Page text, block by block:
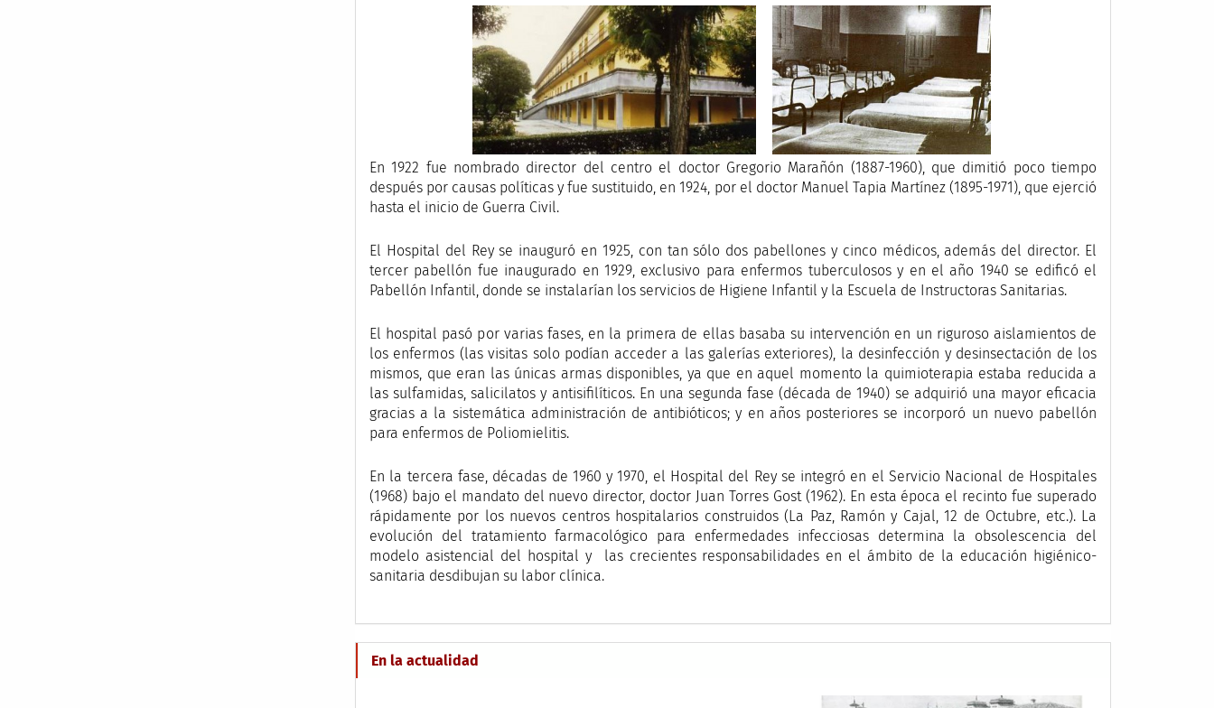
En 1922 fue nombrado director del centro el doctor Gregorio Marañón (1887-1960), que dimitió poco tiempo
después por causas políticas y fue sustituido, en 1924, por el doctor Manuel Tapia Martínez (1895-1971), que ejerció
hasta el inicio de Guerra Civil.
El Hospital del Rey se inauguró en 1925, con tan sólo dos pabellones y cinco médicos, además del director. El
tercer pabellón fue inaugurado en 1929, exclusivo para enfermos tuberculosos y en el año 1940 se edificó el
Pabellón Infantil, donde se instalarían los servicios de Higiene Infantil y la Escuela de Instructoras Sanitarias.
El hospital pasó por varias fases, en la primera de ellas basaba su intervención en un riguroso aislamientos de
los enfermos (las visitas solo podían acceder a las galerías exteriores), la desinfección y desinsectación de los
mismos, que eran las únicas armas disponibles, ya que en aquel momento la quimioterapia estaba reducida a
las sulfamidas, salicilatos y antisifilíticos. En una segunda fase (década de 1940) se adquirió una mayor eficacia
gracias a la sistemática administración de antibióticos; y en años posteriores se incorporó un nuevo pabellón
para enfermos de Poliomielitis.
En la tercera fase, décadas de 1960 y 1970, el Hospital del Rey se integró en el Servicio Nacional de Hospitales
(1968) bajo el mandato del nuevo director, doctor Juan Torres Gost (1962). En esta época el recinto fue superado
rápidamente por los nuevos centros hospitalarios construidos (La Paz, Ramón y Cajal, 12 de Octubre, etc.). La
evolución del tratamiento farmacológico para enfermedades infecciosas determina la obsolescencia del
modelo asistencial del hospital y las crecientes responsabilidades en el ámbito de la educación higiénico-
sanitaria desdibujan su labor clínica.
En la actualidad